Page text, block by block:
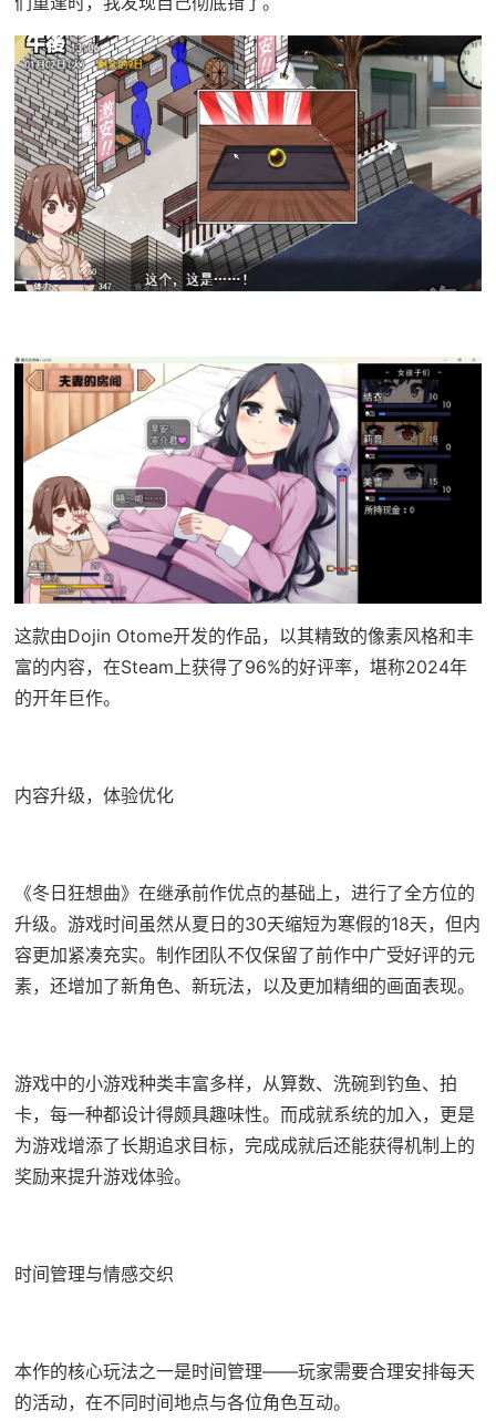
这款由Dojin Otome开发的作品，以其精致的像素风格和丰
富的内容，在Steam上获得了​​96%的好评率​​，堪称2024年
的开年巨作。
内容升级，体验优化
《冬日狂想曲》在继承前作优点的基础上，进行了全方位的
升级。游戏时间虽然从夏日的30天缩短为寒假的18天，但内
容更加紧凑充实。制作团队不仅保留了前作中广受好评的元
素，还增加了​​新角色、新玩法​​，以及更加精细的画面表现。
游戏中的小游戏种类丰富多样，从算数、洗碗到钓鱼、拍
卡，每一种都设计得颇具趣味性。而​​成就系统的加入​​，更是
为游戏增添了长期追求目标，完成成就后还能获得机制上的
奖励来提升游戏体验。
时间管理与情感交织
本作的核心玩法之一是时间管理——玩家需要合理安排每天
的活动，在不同时间地点与各位角色互动。